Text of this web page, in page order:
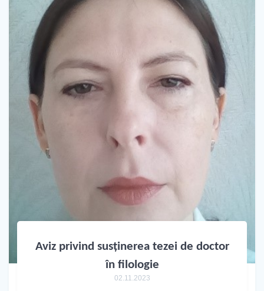
Aviz privind susținerea tezei de doctor
în filologie
02.11.2023